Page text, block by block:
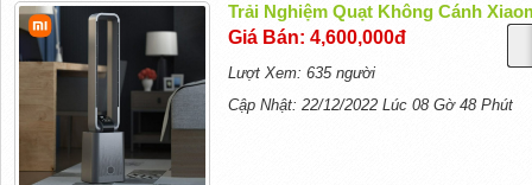
Trải Nghiệm Quạt Không Cánh
Giá Bán: 4,600,000đ
Lượt Xem: 635 người
Cập Nhật: 22/12/2022 Lúc 08 Gờ 48 Phút